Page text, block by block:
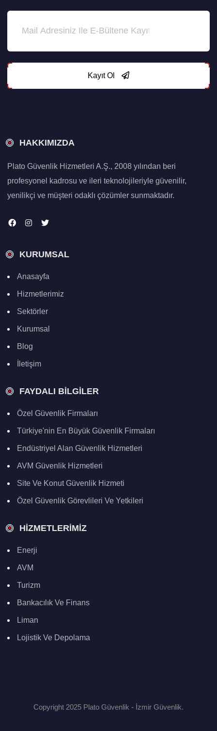
Kayıt Ol
HAKKIMIZDA
Plato Güvenlik Hizmetleri A.Ş., 2008 yılından beri
profesyonel kadrosu ve ileri teknolojileriyle güvenilir,
yenilikçi ve müşteri odaklı çözümler sunmaktadır.
KURUMSAL
Anasayfa
Hizmetlerimiz
Sektörler
Kurumsal
Blog
İletişim
FAYDALI BILGILER
Özel Güvenlik Firmaları
Türkiye'nin En Büyük Güvenlik Firmaları
Endüstriyel Alan Güvenlik Hizmetleri
AVM Güvenlik Hizmetleri
Site Ve Konut Güvenlik Hizmeti
Özel Güvenlik Görevlileri Ve Yetkileri
HIZMETLERIMIZ
Enerji
AVM
Turizm
Bankacılık Ve Finans
Liman
Lojistik Ve Depolama
Copyright 2025 Plato Güvenlik - İzmir Güvenlik.